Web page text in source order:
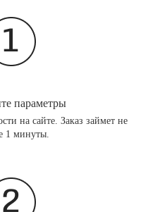
параметры
на сайте. Заказ займет не
1 минуты.